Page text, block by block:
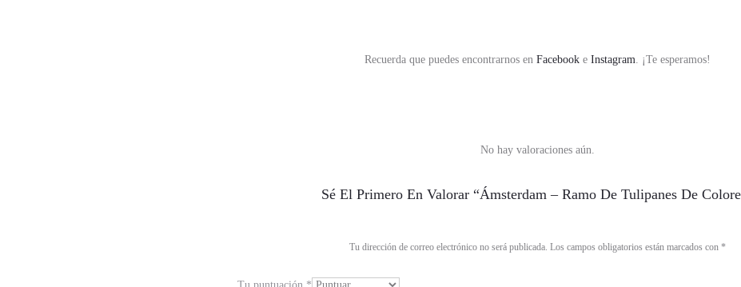
Recuerda que puedes encontrarnos en Facebooke Instagram. ¡Te esperamos!
o
No hay valoraciones aún.
Sé El Primero En Valorar “Ámsterdam – Ramo De Tulipanes De
Tu dirección de correo electrónico no será publicada. Los campos obligatorios están marcados con *